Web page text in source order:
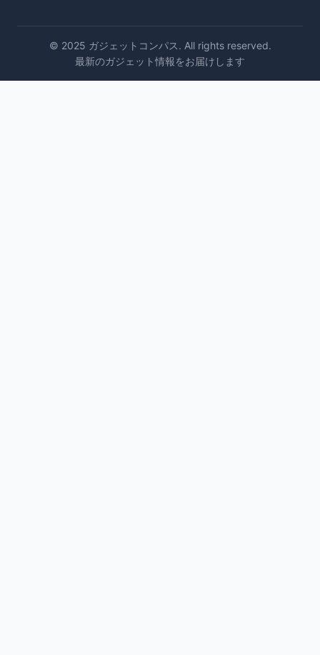
© 2025 ガジェットコンパス. All rights reserved.
最新のガジェット情報をお届けします